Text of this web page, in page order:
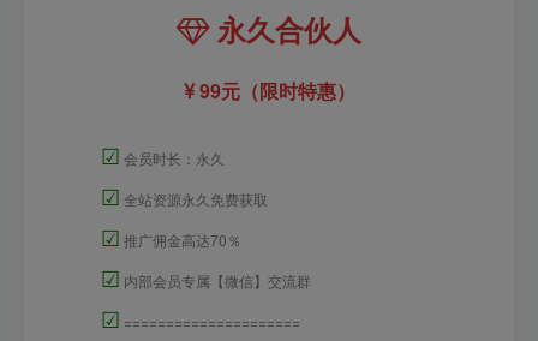
永久合伙人
99元（限时特惠）
☑ 会员时长：永久
☑ 全站资源永久免费获取
☑ 推广佣金高达70％
☑ 内部会员专属【微信】交流群
☑ =====================